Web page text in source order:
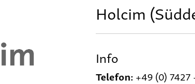
Holcim
Info
Telefon:+49 (0) 7427